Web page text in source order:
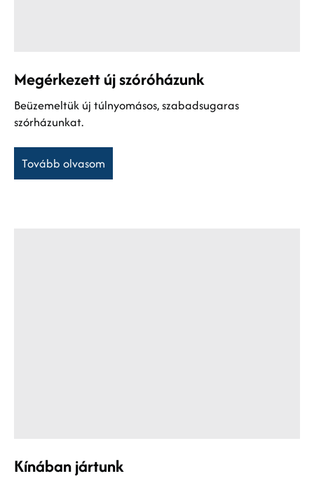
Megérkezett új szóróházunk
Beüzemeltük új túlnyomásos, szabadsugaras
szórházunkat.
Tovább olvasom
Kínában jártunk